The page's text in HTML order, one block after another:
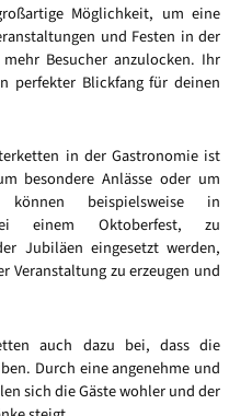
Möglichkeit, um eine
und Festen in der
Besucher anzulocken. Ihr
perfekter Blickfang für deinen
in der Gastronomie ist
besondere Anlässe oder um
beispielsweise in
einem Oktoberfest, zu
Jubiläen eingesetzt werden,
Veranstaltung zu erzeugen und
auch dazu bei, dass die
Durch eine angenehme und
sich die Gäste wohler und der